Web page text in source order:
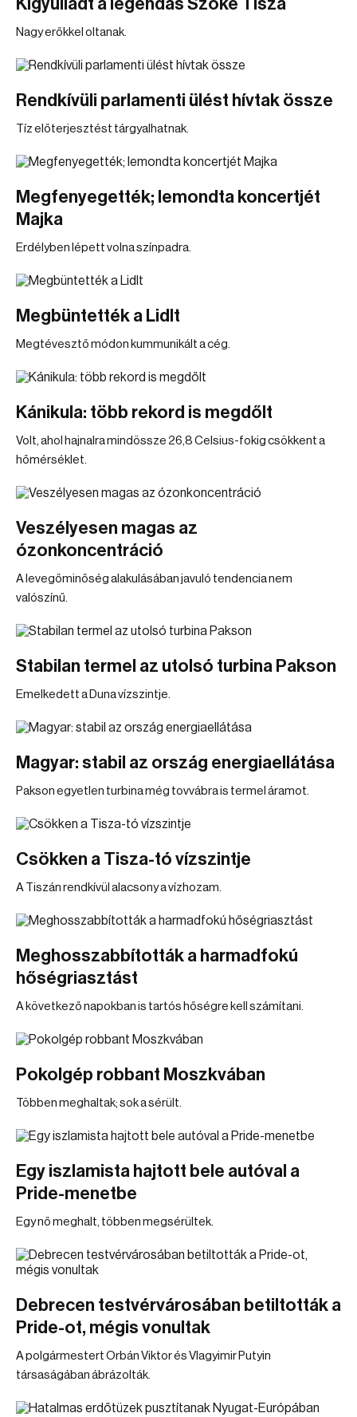
Kigyulladt a legendás Szőke Tisza
Nagy erőkkel oltanak.
Rendkívüli parlamenti ülést hívtak össze
Tíz előterjesztést tárgyalhatnak.
Megfenyegették; lemondta koncertjét
Majka
Erdélyben lépett volna színpadra.
Megbüntették a Lidlt
Megtévesztő módon kummunikált a cég.
Kánikula: több rekord is megdőlt
Volt, ahol hajnalra mindössze 26,8 Celsius-fokig csökkent a
hőmérséklet.
Veszélyesen magas az
ózonkoncentráció
A levegőminőség alakulásában javuló tendencia nem
valószínű.
Stabilan termel az utolsó turbina Pakson
Emelkedett a Duna vízszintje.
Magyar: stabil az ország energiaellátása
Pakson egyetlen turbina még tovvábra is termel áramot.
Csökken a Tisza-tó vízszintje
A Tiszán rendkívül alacsony a vízhozam.
Meghosszabbították a harmadfokú
hőségriasztást
A következő napokban is tartós hőségre kell számítani.
Pokolgép robbant Moszkvában
Többen meghaltak; sok a sérült.
Egy iszlamista hajtott bele autóval a
Pride-menetbe
Egy nő meghalt, többen megsérültek.
Debrecen testvérvárosában betiltották a
Pride-ot, mégis vonultak
A polgármestert Orbán Viktor és Vlagyimir Putyin
társaságában ábrázolták.